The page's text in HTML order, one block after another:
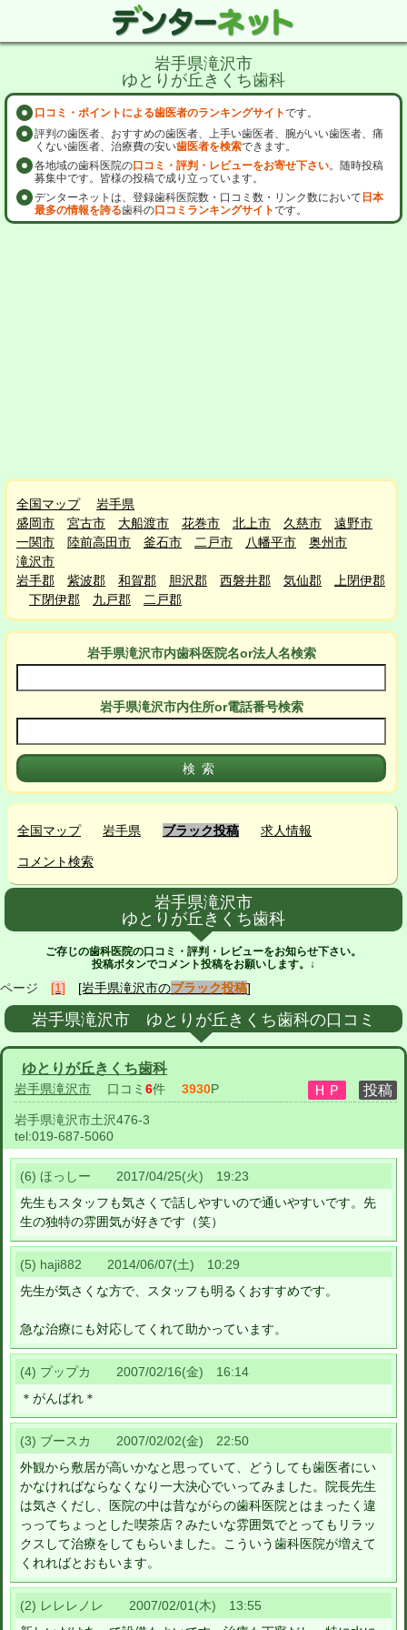
岩手県滝沢市
ゆとりが丘きくち歯科
口コミ・ポイントによる歯医者のランキングサイトです。
評判の歯医者、おすすめの歯医者、上手い歯医者、腕がいい歯医者、痛
くない歯医者、治療費の安い歯医者を検索できます。
各地域の歯科医院の口コミ・評判・レビューをお寄せ下さい。随時投稿
募集中です。皆様の投稿で成り立っています。
デンターネットは、登録歯科医院数・口コミ数・リンク数において 日本
最多の情報を誇る歯科の口コミランキングサイトです。
全国マップ
岩手県
盛岡市
宮古市 大船渡市 花巻市 北上市 久慈市
遠野市
一関市
陸前高田市 釜石市 二戸市 八幡平市
奥州市
滝沢市
岩手郡
紫波郡 和賀郡 胆沢郡 西磐井郡 気仙郡
上閉伊郡
下閉伊郡
九戸郡 二戸郡
岩手県滝沢市内歯科医院名or法人名検索
岩手県滝沢市内住所or電話番号検索
全国マップ 岩手県 ブラック投稿 求人情報
コメント検索
岩手県滝沢市
ゆとりが丘きくち歯科
ご存じの歯科医院の口コミ・評判・レビューをお知らせ下さい。
投稿ボタンでコメント投稿をお願いします。↓
ページ [1] [岩手県滝沢市のブラック投稿]
岩手県滝沢市 ゆとりが丘きくち歯科の口コミ
ゆとりが丘きくち歯科
岩手県滝沢市 口コミ 6件 3930P
岩手県滝沢市土沢476-3
tel:019-687-5060
(6) ほっしー 2017/04/25(火) 19:23
先生もスタッフも気さくで話しやすいので通いやすいです。先
生の独特の雰囲気が好きです（笑）
(5) haji882 2014/06/07(土) 10:29
先生が気さくな方で、スタッフも明るくおすすめです。
急な治療にも対応してくれて助かっています。
(4) プップカ 2007/02/16(金) 16:14
＊がんばれ＊
(3) ブースカ 2007/02/02(金) 22:50
外観から敷居が高いかなと思っていて、どうしても歯医者にい
かなければならなくなり一大決心でいってみました。院長先生
は気さくだし、医院の中は昔ながらの歯科医院とはまったく違
っってちょっとした喫茶店？みたいな雰囲気でとってもリラッ
クスして治療をしてもらいました。こういう歯科医院が増えて
くれればとおもいます。
(2) レレレノレ 2007/02/01(木) 13:55